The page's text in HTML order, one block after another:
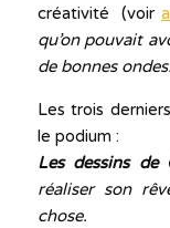
créativité (voir
qu’on pouvait
de bonnes
Les trois
le podium :
Les dessins de
réaliser son
chose.